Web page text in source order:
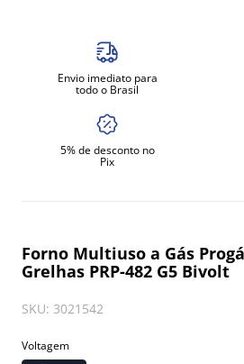
Envio imediato para
todo o Brasil
5% de desconto no
Pix
Forno Multiuso a Gás
Grelhas PRP-482 G5 Bivolt
SKU: 3021542
Voltagem
amassadeira
fritadeira